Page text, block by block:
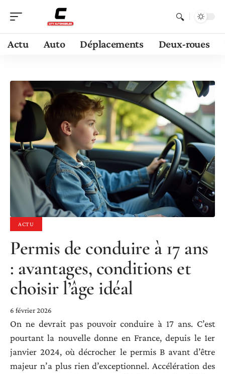
Actu Auto Déplacements Deux-roues
ACTU
Permis de conduire à 17 ans
: avantages, conditions et
choisir l’âge idéal
6 février 2026
On ne devrait pas pouvoir conduire à 17 ans. C’est
pourtant la nouvelle donne en France, depuis le 1er
janvier 2024, où décrocher le permis B avant d’être
majeur n’a plus rien d’exceptionnel. Accélération des